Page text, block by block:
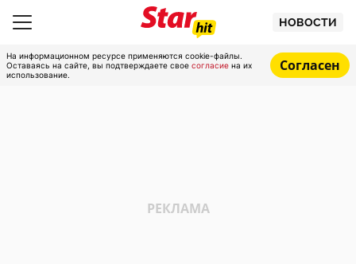
НОВОСТИ
На информационном ресурсе применяются cookie-файлы.
Оставаясь на сайте, вы подтверждаете свое согласие на их
использование.
Согласен